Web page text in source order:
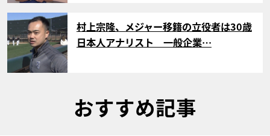
サムネイル
村上宗隆、メジャー移籍の立役者は30歳
日本人アナリスト 一般企業…
おすすめ記事